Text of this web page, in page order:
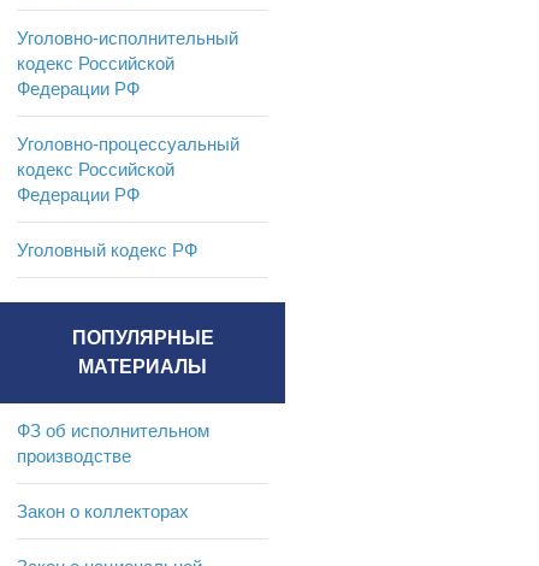
Уголовно-исполнительный
кодекс Российской
Федерации РФ
Уголовно-процессуальный
кодекс Российской
Федерации РФ
Уголовный кодекс РФ
ПОПУЛЯРНЫЕ
МАТЕРИАЛЫ
ФЗ об исполнительном
производстве
Закон о коллекторах